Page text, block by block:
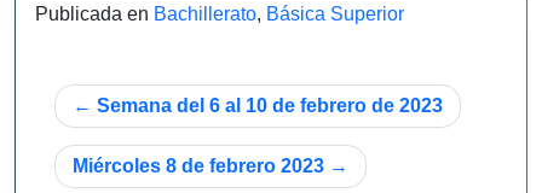
Publicada en Bachillerato, Básica Superior
Navegación
de
entradas
Semana del 6 al 10 de febrero de 2023
Miércoles 8 de febrero 2023